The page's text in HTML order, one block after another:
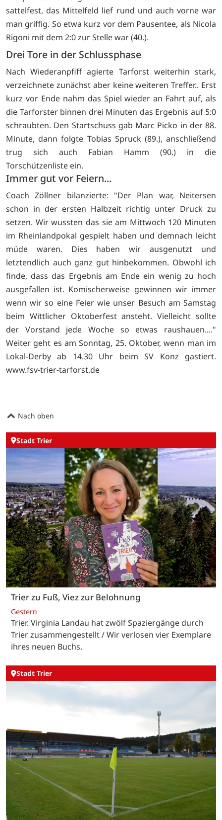
sattelfest, das Mittelfeld lief rund und auch vorne war
man griffig. So etwa kurz vor dem Pausentee, als Nicola
Rigoni mit dem 2:0 zur Stelle war (40.).
Drei Tore in der Schlussphase
Nach Wiederanpfiff agierte Tarforst weiterhin stark,
verzeichnete zunächst aber keine weiteren Treffer.. Erst
kurz vor Ende nahm das Spiel wieder an Fahrt auf, als
die Tarforster binnen drei Minuten das Ergebnis auf 5:0
schraubten. Den Startschuss gab Marc Picko in der 88.
Minute, dann folgte Tobias Spruck (89.), anschließend
trug sich auch Fabian Hamm (90.) in die
Torschützenliste ein.
Immer gut vor Feiern...
Coach Zöllner bilanzierte: "Der Plan war, Neitersen
schon in der ersten Halbzeit richtig unter Druck zu
setzen. Wir wussten das sie am Mittwoch 120 Minuten
im Rheinlandpokal gespielt haben und demnach leicht
müde waren. Dies haben wir ausgenutzt und
letztendlich auch ganz gut hinbekommen. Obwohl ich
finde, dass das Ergebnis am Ende ein wenig zu hoch
ausgefallen ist. Komischerweise gewinnen wir immer
wenn wir so eine Feier wie unser Besuch am Samstag
beim Wittlicher Oktoberfest ansteht. Vielleicht sollte
der Vorstand jede Woche so etwas raushauen...."
Weiter geht es am Sonntag, 25. Oktober, wenn man im
Lokal-Derby ab 14.30 Uhr beim SV Konz gastiert.
www.fsv-trier-tarforst.de
Nach oben
Stadt Trier
Trier zu Fuß, Viez zur Belohnung
Gestern
Trier. Virginia Landau hat zwölf Spaziergänge durch
Trier zusammengestellt / Wir verlosen vier Exemplare
ihres neuen Buchs.
Stadt Trier